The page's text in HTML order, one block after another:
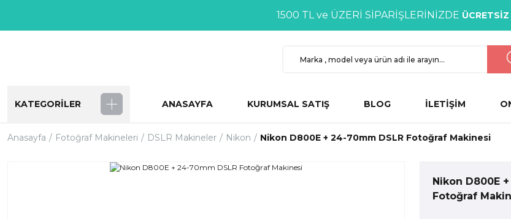
1500 TL ve ÜZERİ SİPARİŞLERİNİZDE
KATEGORİLER ANASAYFA KURUMSAL SATIŞ BLOG İLETİŞİM
Anasayfa Fotoğraf Makineleri DSLR Makineler Nikon Nikon D800E + 24-70mm DSLR Fotoğraf Makinesi
Nikon D800E
Fotoğraf